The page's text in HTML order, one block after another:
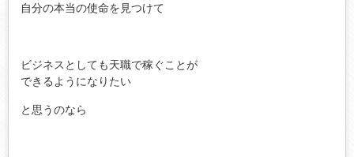
自分の本当の使命を見つけて
ビジネスとしても天職で稼ぐことが
できるようになりたい
と思うのなら